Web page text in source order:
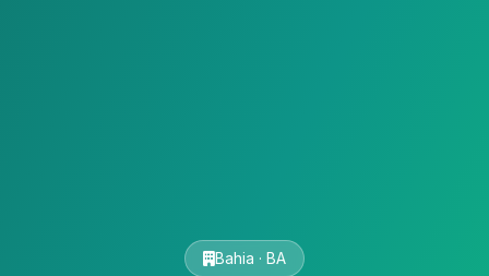
Bahia · BA